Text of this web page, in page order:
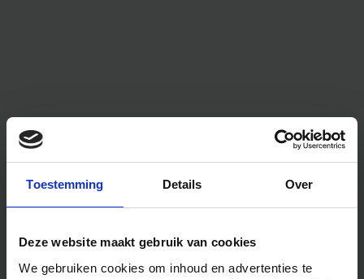
Toestemming Details Over
Deze website maakt gebruik van cookies
We gebruiken cookies om inhoud en advertenties te